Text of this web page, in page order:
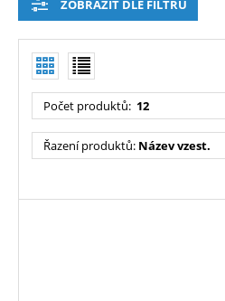
ZOBRAZIT DLE FILTRU
Počet produktů: 12
Řazení produktů: Název vzest.